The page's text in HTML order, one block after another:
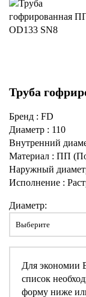
Труба
Бренд : FD
Диаметр : 110
Внутренний
Материал : ПП
Наружный
Исполнение :
Диаметр:
Для экономии
список
форму ниже